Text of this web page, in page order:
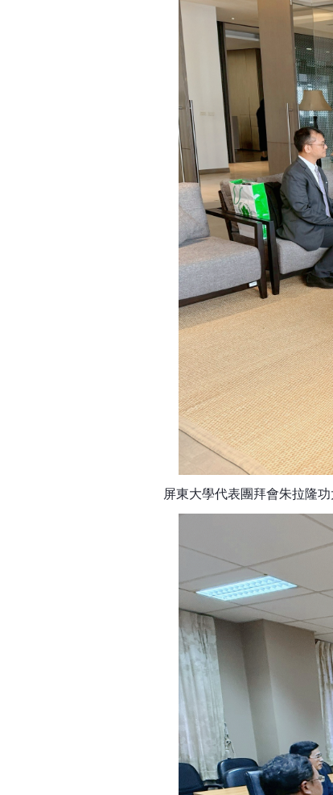
屏東大學代表團拜會朱拉隆